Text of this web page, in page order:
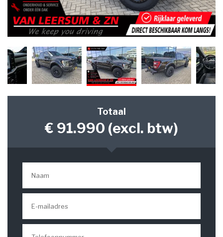
Totaal
€ 91.990 (excl. btw)